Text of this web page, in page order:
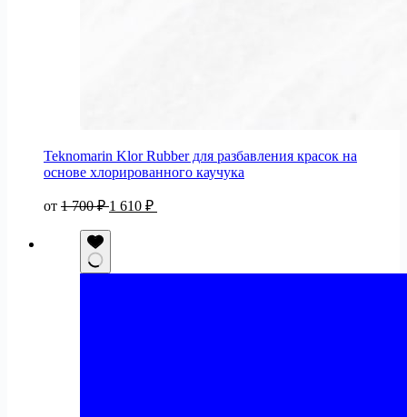
Teknomarin Klor Rubber для разбавления красок на
основе хлорированного каучука
от 1 700₽ 1 610 ₽